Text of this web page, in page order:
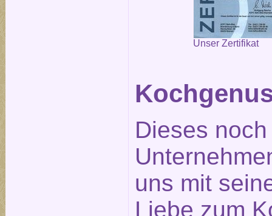
Unser Zertifikat
Dieses
uns mit
Liebe zum